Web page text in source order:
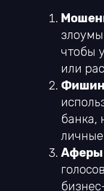
чтобы
или
банка,
Аферы